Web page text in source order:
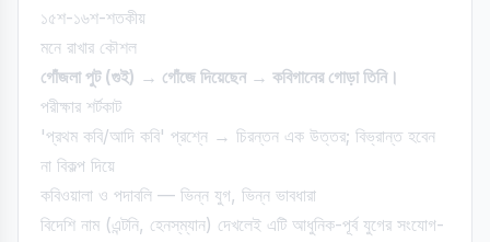
১৫শ-১৬শ-শতকীয়
মনে রাখার কৌশল
গোঁজলা পুট (গুই) → গোঁজে দিয়েছেন → কবিগানের গোড়া তিনি।
পরীক্ষার শর্টকাট
'প্রথম কবি/আদি কবি' প্রশ্নে → চিরন্তন এক উত্তর; বিভ্রান্ত হবেন
না বিকল্প দিয়ে
কবিওয়ালা ও পদাবলি — ভিন্ন যুগ, ভিন্ন ভাবধারা
বিদেশি নাম (এন্টনি, হেনস্‌ম্যান) দেখলেই এটি আধুনিক-পূর্ব যুগের সংযোগ-